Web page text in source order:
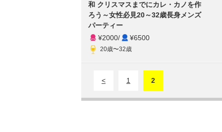
和 クリスマスまでにカレ・カノを作
ろう～女性必見20～32歳長身メンズ
パーティー
¥2000/ ¥6500
20歳〜32歳
< 1 2